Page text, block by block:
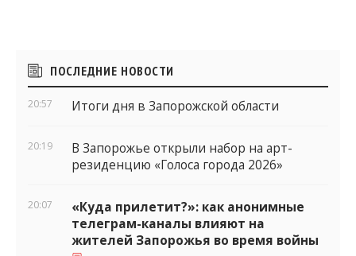
Боковые
виджеты
ПОСЛЕДНИЕ НОВОСТИ
20:57 Итоги дня в Запорожской области
20:19
В Запорожье открыли набор на арт-
резиденцию «Голоса города 2026»
20:07
«Куда прилетит?»: как анонимные
телеграм-каналы влияют на
жителей Запорожья во время войны